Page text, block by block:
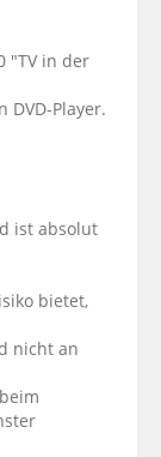
"TV in der
DVD-Player.
ist absolut
bietet,
nicht an